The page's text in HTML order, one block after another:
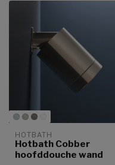
HOTBATH
Hotbath Cobber
hoofddouche wand